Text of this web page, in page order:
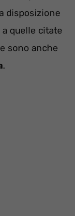
disposizione
quelle citate
sono anche
.